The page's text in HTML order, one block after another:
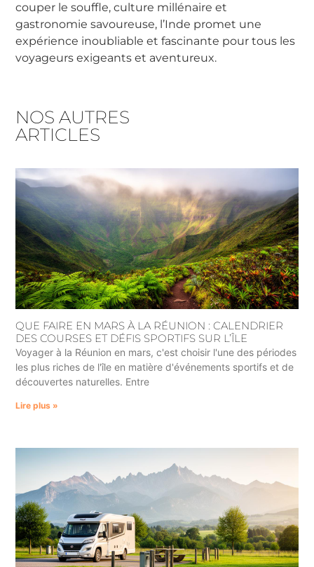
couper le souffle, culture millénaire et
gastronomie savoureuse, l’Inde promet une
expérience inoubliable et fascinante pour tous les
voyageurs exigeants et aventureux.
NOS AUTRES
ARTICLES
QUE FAIRE EN MARS À LA RÉUNION : CALENDRIER
DES COURSES ET DÉFIS SPORTIFS SUR L’ÎLE
Voyager à la Réunion en mars, c'est choisir l'une des périodes
les plus riches de l'île en matière d'événements sportifs et de
découvertes naturelles. Entre
Lire plus »